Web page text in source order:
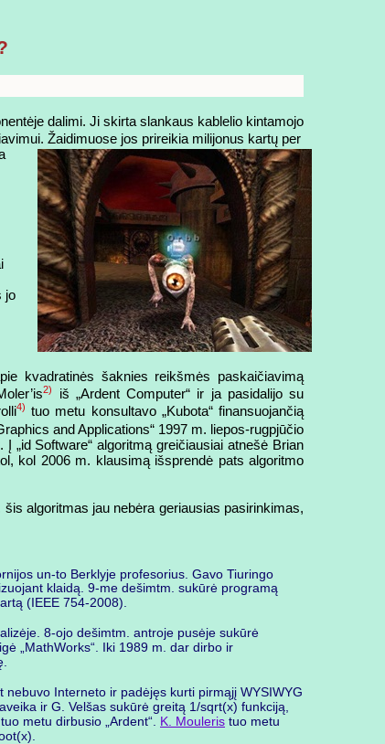
dalimi. Ji skirta slankaus kablelio kintamojo
Žaidimuose jos prireikia milijonus kartų per
jo
kvadratinės šaknies reikšmės paskaičiavimą
2)
iš „Ardent Computer“ ir ja pasidalijo su
4) tuo metu konsultavo „Kubota“ finansuojančią
and Applications“ 1997 m. liepos-rugpjūčio
„id Software“ algoritmą greičiausiai atnešė Brian
kol 2006 m. klausimą išsprendė pats algoritmo
algoritmas jau nebėra geriausias pasirinkimas,
un-to Berklyje profesorius. Gavo Tiuringo
klaidą. 9-me dešimtm. sukūrė programą
(IEEE 754-2008).
8-ojo dešimtm. antroje pusėje sukūrė
„MathWorks“. Iki 1989 m. dar dirbo ir
Interneto ir padėjęs kurti pirmąjį WYSIWYG
ir G. Velšas sukūrė greitą 1/sqrt(x) funkciją,
, tuo metu dirbusio „Ardent“. K. Mouleris tuo metu